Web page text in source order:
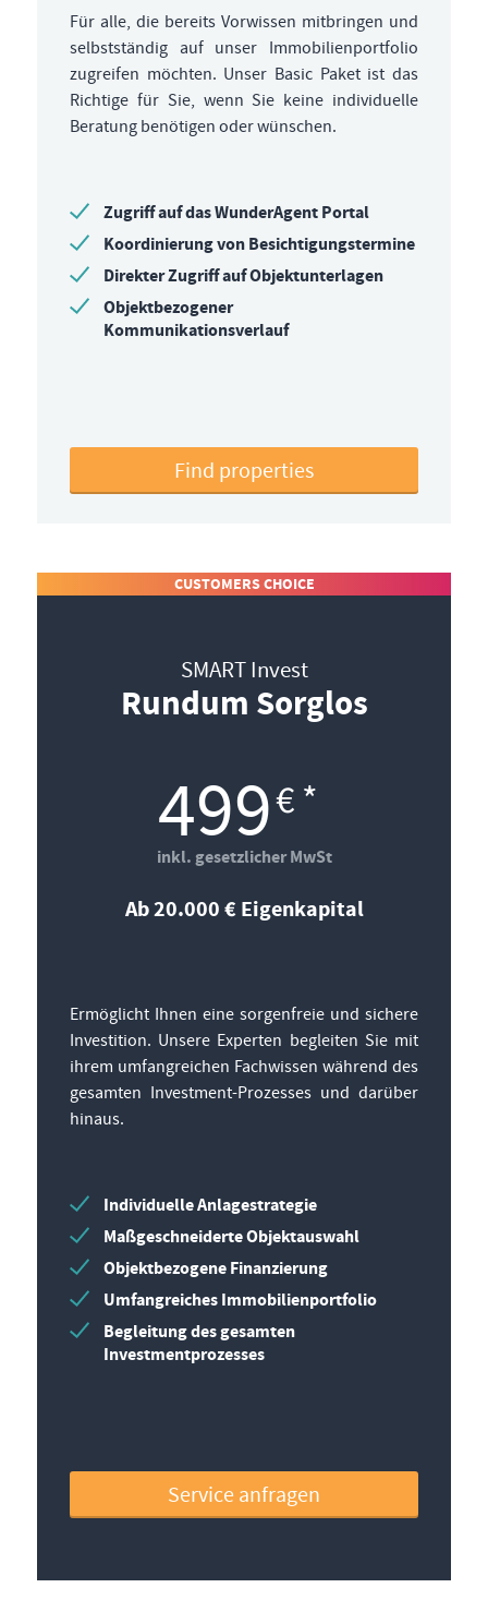
Für alle, die bereits Vorwissen mitbringen und
selbstständig auf unser Immobilienportfolio
zugreifen möchten. Unser Basic Paket ist das
Richtige für Sie, wenn Sie keine individuelle
Beratung benötigen oder wünschen.
Zugriff auf das WunderAgent Portal
Koordinierung von Besichtigungstermine
Direkter Zugriff auf Objektunterlagen
Objektbezogener
Kommunikationsverlauf
Find properties
CUSTOMERS CHOICE
SMART Invest
Rundum Sorglos
499€ *
inkl. gesetzlicher MwSt
Ab 20.000 € Eigenkapital
Ermöglicht Ihnen eine sorgenfreie und sichere
Investition. Unsere Experten begleiten Sie mit
ihrem umfangreichen Fachwissen während des
gesamten Investment-Prozesses und darüber
hinaus.
Individuelle Anlagestrategie
Maßgeschneiderte Objektauswahl
Objektbezogene Finanzierung
Umfangreiches Immobilienportfolio
Begleitung des gesamten
Investmentprozesses
Service anfragen